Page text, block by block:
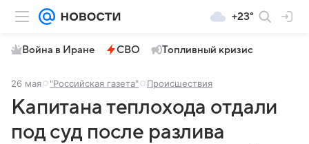
+23°
Война в Иране СВО Топливный кризис
26 мая "Российская газета" Происшествия
Капитана теплохода отдали
под суд после разлива